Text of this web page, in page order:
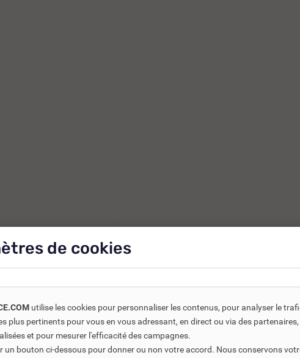
de cookies
utilise les cookies pour personnaliser les contenus, pour analyser le
plus pertinents pour vous en vous adressant, en direct ou via des
et pour mesurer l'efficacité des campagnes.
un bouton ci-dessous pour donner ou non votre accord. Nous conservons